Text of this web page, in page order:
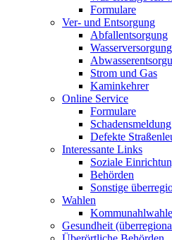
Formulare
Ver- und Entsorgung
Abfallentsorgung
Wasserversorgung
Strom und Gas
Kaminkehrer
Online Service
Formulare
Defekte
Interessante Links
Soziale
Behörden
Sonstige
Wahlen
Gesundheit